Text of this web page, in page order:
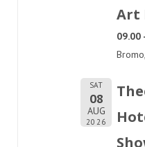
Art
09.00
SAT
08
AUG
2026